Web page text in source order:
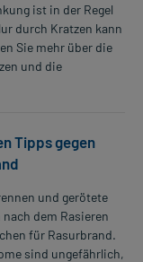
ist in der Regel
durch Kratzen kann
Sie mehr über die
und die
Tipps gegen
und gerötete
nach dem Rasieren
für Rasurbrand.
sind ungefährlich,